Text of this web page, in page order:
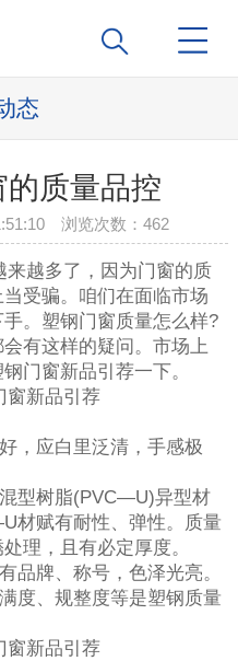
态
质量品控
浏览次数：462
越多了，因为门窗的质
受骗。咱们在面临市场
。塑钢门窗质量怎么样?
有这样的疑问。市场上
门窗新品引荐一下。
新品引荐
，应白里泛清，手感极
型树脂(PVC—U)异型材
材赋有耐性、弹性。质量
理，且有必定厚度。
牌、称号，色泽光亮。
度、规整度等是塑钢质量
新品引荐